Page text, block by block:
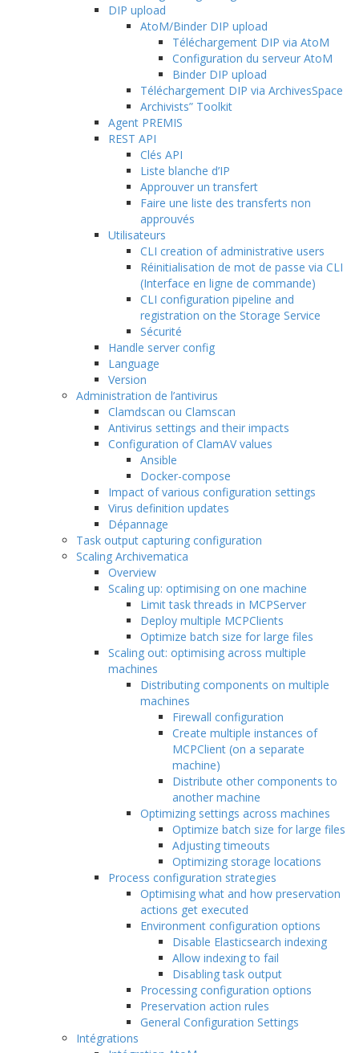
DIP upload
AtoM/Binder DIP upload
Téléchargement DIP via AtoM
Configuration du serveur AtoM
Binder DIP upload
Téléchargement DIP via ArchivesSpace
Archivists” Toolkit
Agent PREMIS
REST API
Clés API
Liste blanche d’IP
Approuver un transfert
Faire une liste des transferts non
approuvés
Utilisateurs
CLI creation of administrative users
Réinitialisation de mot de passe via CLI
(Interface en ligne de commande)
CLI configuration pipeline and
registration on the Storage Service
Sécurité
Handle server config
Language
Version
Administration de l’antivirus
Clamdscan ou Clamscan
Antivirus settings and their impacts
Configuration of ClamAV values
Ansible
Docker-compose
Impact of various configuration settings
Virus definition updates
Dépannage
Task output capturing configuration
Scaling Archivematica
Overview
Scaling up: optimising on one machine
Limit task threads in MCPServer
Deploy multiple MCPClients
Optimize batch size for large files
Scaling out: optimising across multiple
machines
Distributing components on multiple
machines
Firewall configuration
Create multiple instances of
MCPClient (on a separate
machine)
Distribute other components to
another machine
Optimizing settings across machines
Optimize batch size for large files
Adjusting timeouts
Optimizing storage locations
Process configuration strategies
Optimising what and how preservation
actions get executed
Environment configuration options
Disable Elasticsearch indexing
Allow indexing to fail
Disabling task output
Processing configuration options
Preservation action rules
General Configuration Settings
Intégrations